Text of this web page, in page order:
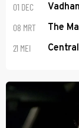
01 DEC
08 MRT The
21 MEI